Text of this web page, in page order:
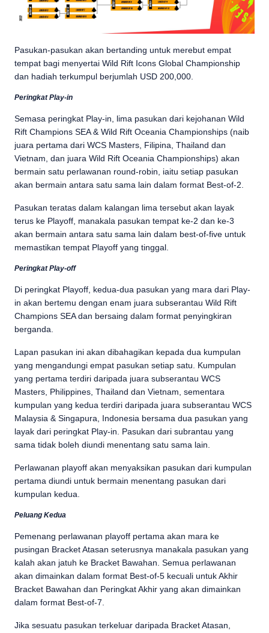
Pasukan-pasukan akan bertanding untuk merebut empat
tempat bagi menyertai Wild Rift Icons Global Championship
dan hadiah terkumpul berjumlah USD 200,000.
Peringkat Play-in
Semasa peringkat Play-in, lima pasukan dari kejohanan Wild
Rift Champions SEA & Wild Rift Oceania Championships (naib
juara pertama dari WCS Masters, Filipina, Thailand dan
Vietnam, dan juara Wild Rift Oceania Championships) akan
bermain satu perlawanan round-robin, iaitu setiap pasukan
akan bermain antara satu sama lain dalam format Best-of-2.
Pasukan teratas dalam kalangan lima tersebut akan layak
terus ke Playoff, manakala pasukan tempat ke-2 dan ke-3
akan bermain antara satu sama lain dalam best-of-five untuk
memastikan tempat Playoff yang tinggal.
Peringkat Play-off
Di peringkat Playoff, kedua-dua pasukan yang mara dari Play-
in akan bertemu dengan enam juara subserantau Wild Rift
Champions SEA dan bersaing dalam format penyingkiran
berganda.
Lapan pasukan ini akan dibahagikan kepada dua kumpulan
yang mengandungi empat pasukan setiap satu. Kumpulan
yang pertama terdiri daripada juara subserantau WCS
Masters, Philippines, Thailand dan Vietnam, sementara
kumpulan yang kedua terdiri daripada juara subserantau WCS
Malaysia & Singapura, Indonesia bersama dua pasukan yang
layak dari peringkat Play-in. Pasukan dari subrantau yang
sama tidak boleh diundi menentang satu sama lain.
Perlawanan playoff akan menyaksikan pasukan dari kumpulan
pertama diundi untuk bermain menentang pasukan dari
kumpulan kedua.
Peluang Kedua
Pemenang perlawanan playoff pertama akan mara ke
pusingan Bracket Atasan seterusnya manakala pasukan yang
kalah akan jatuh ke Bracket Bawahan. Semua perlawanan
akan dimainkan dalam format Best-of-5 kecuali untuk Akhir
Bracket Bawahan dan Peringkat Akhir yang akan dimainkan
dalam format Best-of-7.
Jika sesuatu pasukan terkeluar daripada Bracket Atasan,